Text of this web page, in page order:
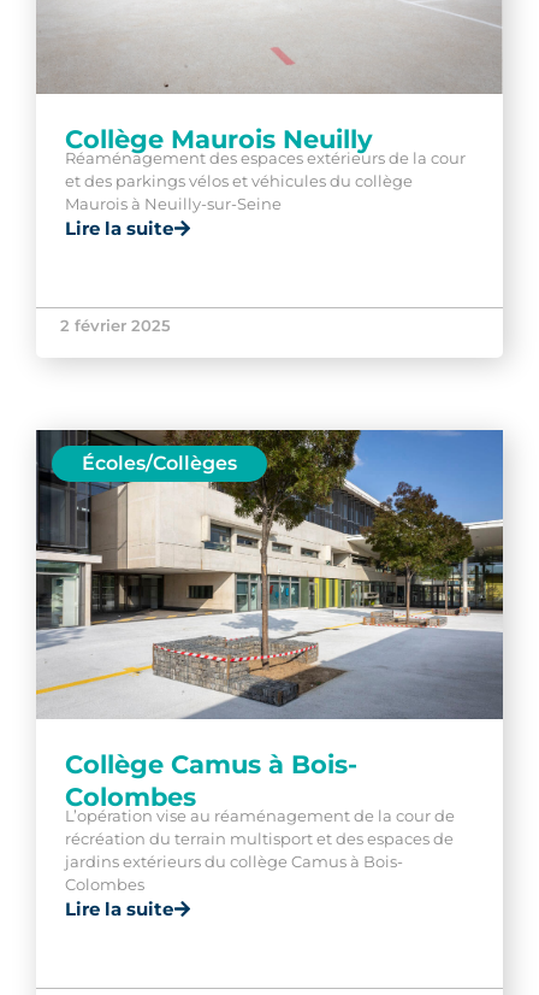
Collège Maurois Neuilly
Réaménagement des espaces extérieurs de la cour
et des parkings vélos et véhicules du collège
Maurois à Neuilly-sur-Seine
Lire la suite
2 février 2025
Écoles/Collèges
Collège Camus à Bois-
Colombes
L’opération vise au réaménagement de la cour de
récréation du terrain multisport et des espaces de
jardins extérieurs du collège Camus à Bois-
Colombes
Lire la suite